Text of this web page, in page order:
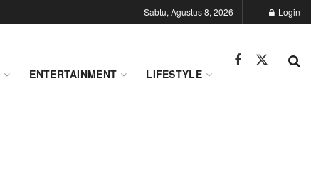
Sabtu, Agustus 8, 2026 Login
ENTERTAINMENT LIFESTYLE